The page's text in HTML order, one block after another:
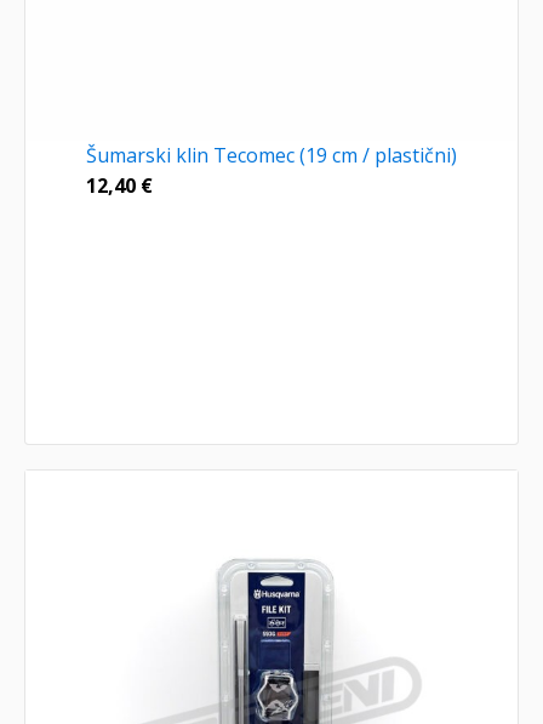
Šumarski klin Tecomec (19 cm / plastični)
12,40 €